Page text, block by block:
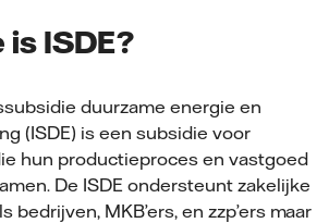
ISDE?
duurzame energie en
(ISDE) is een subsidie voor
hun productieproces en vastgoed
De ISDE ondersteunt zakelijke
bedrijven, MKB’ers, en zzp’ers maar